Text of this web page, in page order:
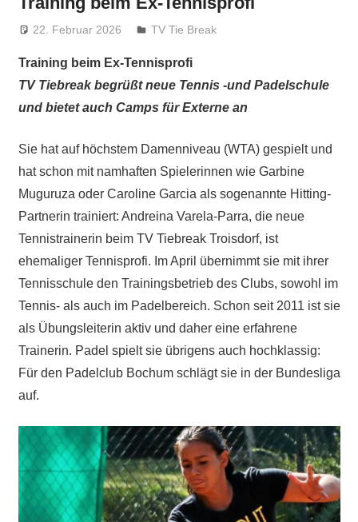
22. Februar 2026 treffpunkt
TV Tie Break
Training beim Ex-Tennisprofi
TV Tiebreak begrüßt neue Tennis -und Padelschule
und bietet auch Camps für Externe an
Sie hat auf höchstem Damenniveau (WTA) gespielt und
hat schon mit namhaften Spielerinnen wie Garbine
Muguruza oder Caroline Garcia als sogenannte Hitting-
Partnerin trainiert: Andreina Varela-Parra, die neue
Tennistrainerin beim TV Tiebreak Troisdorf, ist
ehemaliger Tennisprofi. Im April übernimmt sie mit ihrer
Tennisschule den Trainingsbetrieb des Clubs, sowohl im
Tennis- als auch im Padelbereich. Schon seit 2011 ist sie
als Übungsleiterin aktiv und daher eine erfahrene
Trainerin. Padel spielt sie übrigens auch hochklassig:
Für den Padelclub Bochum schlägt sie in der Bundesliga
auf.